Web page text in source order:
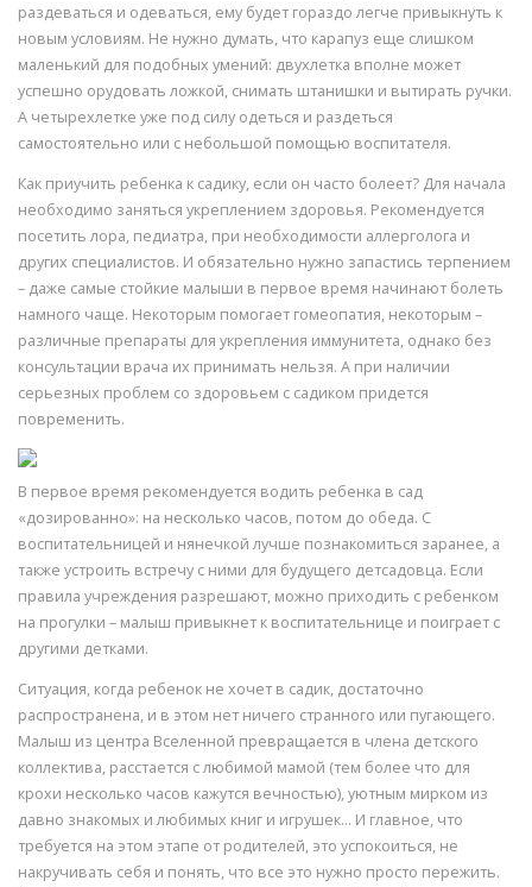
раздеваться и одеваться, ему будет гораздо легче привыкнуть к
новым условиям. Не нужно думать, что карапуз еще слишком
маленький для подобных умений: двухлетка вполне может
успешно орудовать ложкой, снимать штанишки и вытирать ручки.
А четырехлетке уже под силу одеться и раздеться
самостоятельно или с небольшой помощью воспитателя.
Как приучить ребенка к садику, если он часто болеет? Для начала
необходимо заняться укреплением здоровья. Рекомендуется
посетить лора, педиатра, при необходимости аллерголога и
других специалистов. И обязательно нужно запастись терпением
– даже самые стойкие малыши в первое время начинают болеть
намного чаще. Некоторым помогает гомеопатия, некоторым –
различные препараты для укрепления иммунитета, однако без
консультации врача их принимать нельзя. А при наличии
серьезных проблем со здоровьем с садиком придется
повременить.
В первое время рекомендуется водить ребенка в сад
«дозированно»: на несколько часов, потом до обеда. С
воспитательницей и нянечкой лучше познакомиться заранее, а
также устроить встречу с ними для будущего детсадовца. Если
правила учреждения разрешают, можно приходить с ребенком
на прогулки – малыш привыкнет к воспитательнице и поиграет с
другими детками.
Ситуация, когда ребенок не хочет в садик, достаточно
распространена, и в этом нет ничего странного или пугающего.
Малыш из центра Вселенной превращается в члена детского
коллектива, расстается с любимой мамой (тем более что для
крохи несколько часов кажутся вечностью), уютным мирком из
давно знакомых и любимых книг и игрушек… И главное, что
требуется на этом этапе от родителей, это успокоиться, не
накручивать себя и понять, что все это нужно просто пережить.